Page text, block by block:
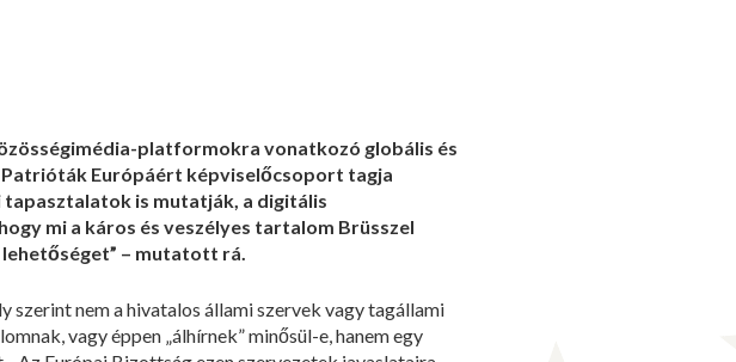
platformokra vonatkozó globális és
Patrióták Európáért képviselőcsoport tagja
tapasztalatok is mutatják, a digitális
mi a káros és veszélyes tartalom Brüsszel
– mutatott rá.
szerint nem a hivatalos állami szervek vagy tagállami
vagy éppen „álhírnek” minősül-e, hanem egy